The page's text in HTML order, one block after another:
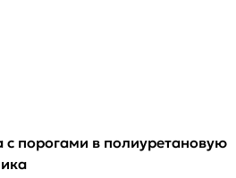
порогами в полиуретановую